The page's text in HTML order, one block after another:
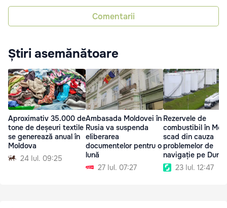
Comentarii
Știri asemănătoare
Aproximativ 35.000 de
tone de deșeuri textile
se generează anual în
Moldova
24 Iul. 09:25
Ambasada Moldovei în
Rusia va suspenda
eliberarea
documentelor pentru o
lună
27 Iul. 07:27
Rezervele de
combustibil în
scad din cauza
problemelor de
navigație pe
23 Iul. 12:47